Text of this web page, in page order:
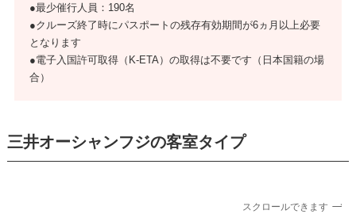
●最少催行人員：190名
●クルーズ終了時にパスポートの残存有効期間が6ヵ月以上必要
となります
●電子入国許可取得（K-ETA）の取得は不要です（日本国籍の場
合）
三井オーシャンフジの客室タイプ
スクロールできます